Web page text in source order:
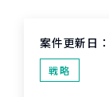
案件更新日：
戦略